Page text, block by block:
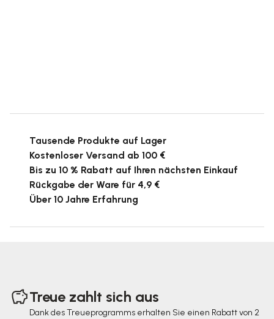
Tausende Produkte auf Lager
Kostenloser Versand ab 100 €
Bis zu 10 % Rabatt auf Ihren nächsten Einkauf
Rückgabe der Ware für 4,9 €
Über 10 Jahre Erfahrung
Treue zahlt sich aus
Dank des Treueprogramms erhalten Sie einen Rabatt von 2